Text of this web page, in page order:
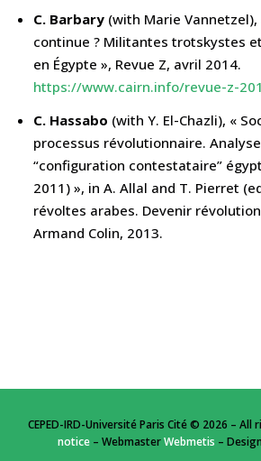
C. Barbary (with Marie Vannetzel),
continue ? Militantes trotskystes
en Égypte », Revue Z, avril 2014.
https://www.cairn.info/revue-z-
C. Hassabo (with Y. El-Chazli), «
processus révolutionnaire.
“configuration contestataire”
2011) », in A. Allal and T. Pierret
révoltes arabes. Devenir
Armand Colin, 2013.
CEPED-IRD-Université Paris Cité © 2026 –
notice – WebmasterWebmetis –